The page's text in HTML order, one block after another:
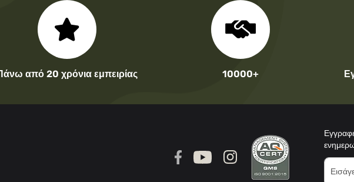
από 20 χρόνια εμπειρίας 10000+
Εγγραφή
στο